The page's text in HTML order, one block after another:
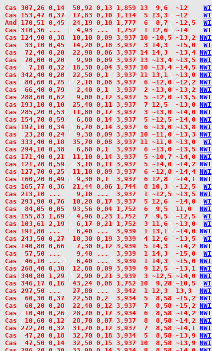
Cas 307,26 0,14  50,92 0,13 1,859 13  9,6  ~12 WI
Cas 153,47 0,37  17,83 0,10 1,114  5 13,3  ~12 WI
And 170,51 0,45  24,19 0,10 1,777  6  8,7  ~12,5 WI
Cas 310,36 ...    4,93 ...  1,752  1 12,6  ~14 WI
Cas 124,90 0,38  10,10 0,09 3,937 10 ~10,5 ~13,2
NWI
Cas  33,10 0,45  14,20 0,18 3,937  3 14,3  ~15,0 WI
Cas  72,40 0,20  22,90 0,06 3,937 14 14,3  ~13,4 NWI
Cas  70,00 0,20   9,90 0,09 3,937 13 ~13,4 ~13,5 NWI
Cas   7,10 0,32  18,30 0,04 3,937 10 ~13,4 ~14,5 NWI
342,40 0,20  22,50 0,1  3,937 11 13,1  ~13,0 NWI
Cas  80,60 0,75   2,10 0,08 3,937  6 ~12,0 ~12,2
NWI
Cas  66,40 0,79   2,40 0,1  3,937  2 ~13,0 ~13,2
NWI
Cas 288,60 0,62   9,00 0,12 3,937  5 ~12,0 ~13,5
NWI
Cas 193,10 0,10  25,40 0,11 3,937  7 12,5  ~13,0 NWI
Cas 285,20 0,53  11,80 0,17 3,937  3 ~13,0 ~14,0 NWI
Cas 154,70 0,59   6,80 0,14 3,937  5 ~12,5 ~14,0
NWI
Cas 197,10 0,34   6,70 0,14 3,937  6 ~13,0 ~13,8
NWI
23,20 0,24   9,30 0,09 3,937 10 ~11,0 ~13,3 NWI
Cas 333,40 0,18  35,70 0,08 3,937 11 ~11,0 ~13,0 WI
Cas 294,10 0,38   6,80 0,1  3,937  6 ~13,0 ~13,5 NWI
Cas 171,40 0,21  11,10 0,14 3,937  5 ~10,7 ~14,0 NWI
Cas 121,70 0,59   3,10 0,11 3,937  5 ~14,0 ~14,2 NWI
Cas 127,70 0,25  11,10 0,09 3,937  6 ~12,8 ~14,4
NWI
160,20 0,49   9,30 0,1  3,937  6 12,8  ~14,1 NWI
Cas 165,77 0,36  21,44 0,06 1,744  8 10,3  ~12,5 WI
Cas 213,10 ...    9,10 ...  3,937  1 ~12,5 ~13,5
NWI
Cas 293,90 0,76  10,20 0,17 3,937  5 12,6  ~14,0 WI
Cas  84,05 0,05  93,56 0,04 1,752  6  9,5  11,0 NWI
Cas 155,83 1,69   4,96 0,23 1,752  7  9,5  ~12,5 WI
Cas 103,61 2,19   6,17 0,21 1,752  3 11,6  ~13,0 WI
Cas 191,80 ...    6,40 ...  3,939  1 13,1  ~14,0 NWI
Cas 243,50 0,27  10,30 0,19 3,939  4 12,6  ~13,5 WI
Cas 140,80 0,66   7,30 0,12 3,939  5 14,3  ~14,2 NWI
Cas  57,50 ...    9,40 ...  3,939  1 14,3  ~15,0 WI
Cas  46,10 ...    6,40 ...  3,939  1 14,3  ~15,0 NWI
Cas 268,40 0,30  12,80 0,09 3,939  9 12,5  ~13,1 NWI
Cas 340,80 1,29   2,90 0,21 3,939  3 ~12,5 ~14,0
NWI
Cas 346,17 0,16  43,24 0,08 1,752 10  9,28 ~10,5 WI
Cas 297,50 ...   27,80 ...  3,942  1 12,3  13,3
NWI
Cas  60,30 0,37  22,50 0,2  3,934  5  8,58 ~15,2 NWI
Cas  60,20 0,28  22,40 0,12 3,937  7  8,58 ~15,2 NWI
Cas  10,40 0,26  28,70 0,17 3,934  6  8,58 ~14,2 NWI
Cas  10,60 0,12  28,70 0,07 3,937  8  8,58 ~14,2 NWI
Cas 272,70 0,32  31,70 0,12 3,937  7  8,58 ~14,1 NWI
Cas  47,20 0,18  32,70 0,18 3,934  5  8,58 ~13,9 NWI
Cas  47,50 0,14  32,50 0,15 3,937 10  8,58 ~13,9 NWI